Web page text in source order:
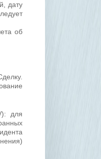
дату
об
для